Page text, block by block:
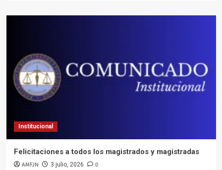
Institucional
Felicitaciones a todos los magistrados y magistradas
AMFJN 3 julio, 2026 0